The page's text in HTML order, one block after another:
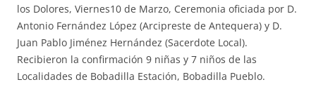
los Dolores, Viernes10 de Marzo, Ceremonia oficiada por D.
Antonio Fernández López (Arcipreste de Antequera) y D.
Juan Pablo Jiménez Hernández (Sacerdote Local).
Recibieron la confirmación 9 niñas y 7 niños de las
Localidades de Bobadilla Estación, Bobadilla Pueblo.